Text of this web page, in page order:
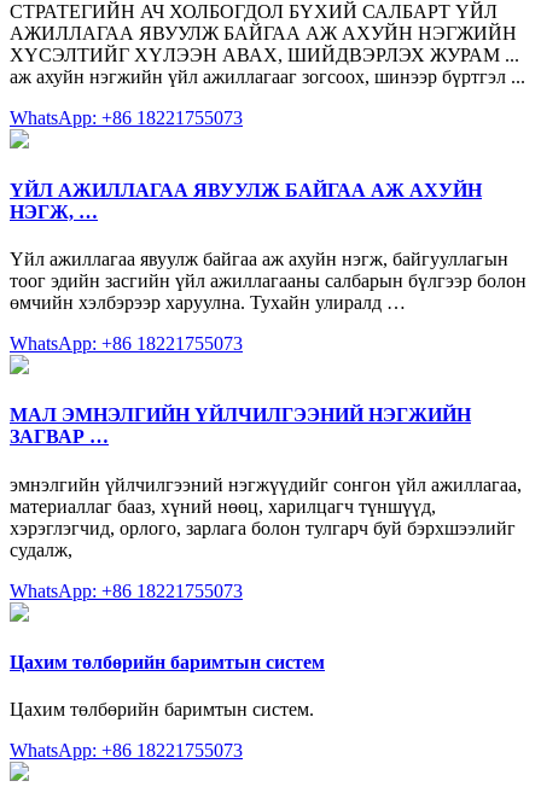
СТРАТЕГИЙН АЧ ХОЛБОГДОЛ БҮХИЙ САЛБАРТ ҮЙЛ
АЖИЛЛАГАА ЯВУУЛЖ БАЙГАА АЖ АХУЙН НЭГЖИЙН
ХҮСЭЛТИЙГ ХҮЛЭЭН АВАХ, ШИЙДВЭРЛЭХ ЖУРАМ ...
аж ахуйн нэгжийн үйл ажиллагааг зогсоох, шинээр бүртгэл ...
WhatsApp: +86 18221755073
ҮЙЛ АЖИЛЛАГАА ЯВУУЛЖ БАЙГАА АЖ АХУЙН
НЭГЖ, …
Үйл ажиллагаа явуулж байгаа аж ахуйн нэгж, байгууллагын
тоог эдийн засгийн үйл ажиллагааны салбарын бүлгээр болон
өмчийн хэлбэрээр харуулна. Тухайн улиралд …
WhatsApp: +86 18221755073
МАЛ ЭМНЭЛГИЙН ҮЙЛЧИЛГЭЭНИЙ НЭГЖИЙН
ЗАГВАР …
эмнэлгийн үйлчилгээний нэгжүүдийг сонгон үйл ажиллагаа,
материаллаг бааз, хүний нөөц, харилцагч түншүүд,
хэрэглэгчид, орлого, зарлага болон тулгарч буй бэрхшээлийг
судалж,
WhatsApp: +86 18221755073
Цахим төлбөрийн баримтын систем
Цахим төлбөрийн баримтын систем.
WhatsApp: +86 18221755073